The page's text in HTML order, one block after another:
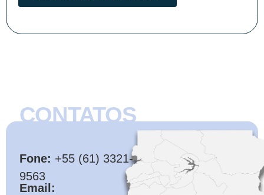
CONTATOS
Fone: +55 (61) 3321-
9563
Email: